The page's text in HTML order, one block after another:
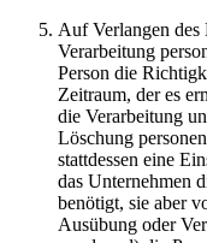
Auf Verlangen des
Verarbeitung
Person die
Zeitraum, der es
die Verarbeitung
Löschung
stattdessen eine
das Unternehmen
benötigt, sie aber
Ausübung oder